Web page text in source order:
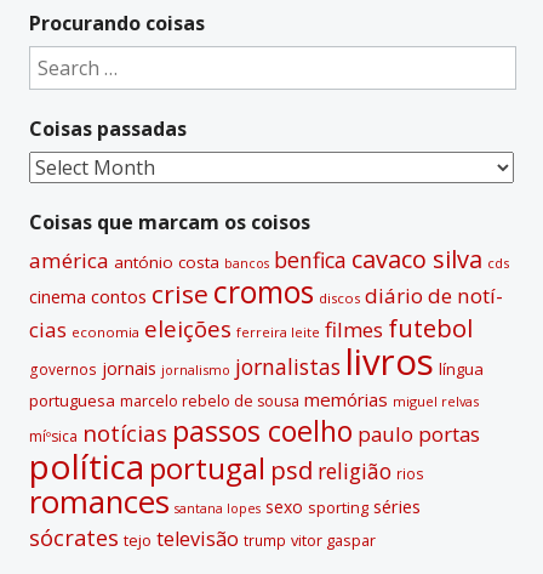
t
e
a
t
i
v
Procurando coisas
Search
for:
Coisas passadas
Coisas
Coisas que marcam os coisos
américa antónio costa bancos benfica cavaco silva cds
cinema contos crise cromos discos diário de notí­
cias economia eleições ferreira leite filmes futebol
governos jornais jornalismo jornalistas livros lí­ngua
portuguesa marcelo rebelo de sousa memórias miguel relvas
míºsica notí­cias passos coelho paulo portas
polí­tica portugal psd religião rios
romances santana lopes sexo sporting séries
sócrates tejo televisão trump vitor gaspar